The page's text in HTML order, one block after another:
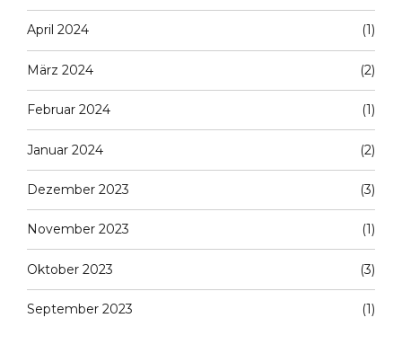
April 2024 (1)
März 2024 (2)
Februar 2024 (1)
Januar 2024 (2)
Dezember 2023 (3)
November 2023 (1)
Oktober 2023 (3)
September 2023 (1)